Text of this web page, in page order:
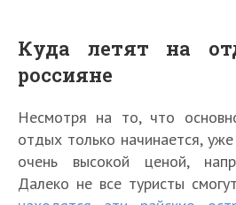
Куда летят на
россияне
Несмотря на то, что
отдых только начинается,
очень высокой ценой,
Далеко не все туристы